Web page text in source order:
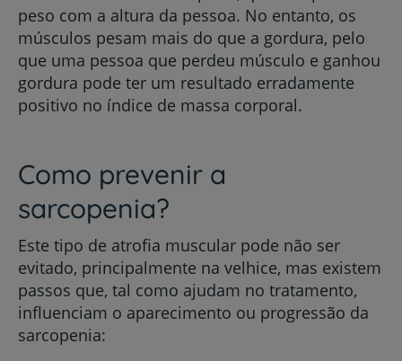
peso com a altura da pessoa. No entanto, os
músculos pesam mais do que a gordura, pelo
que uma pessoa que perdeu músculo e ganhou
gordura pode ter um resultado erradamente
positivo no índice de massa corporal.
Como prevenir a
sarcopenia?
Este tipo de atrofia muscular pode não ser
evitado, principalmente na velhice, mas existem
passos que, tal como ajudam no tratamento,
influenciam o aparecimento ou progressão da
sarcopenia: